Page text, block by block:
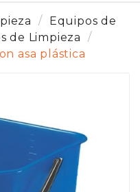
Equipos de
de Limpieza
asa plástica